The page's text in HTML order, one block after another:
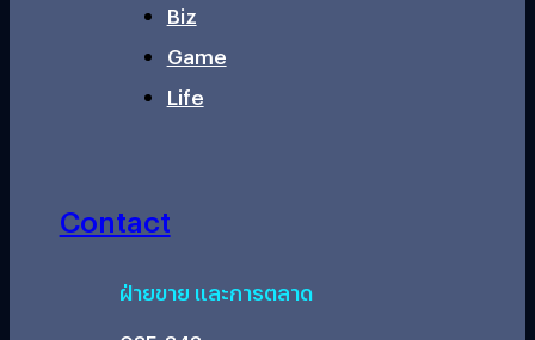
Biz
Game
Life
Contact
ฝ่ายขาย และการตลาด